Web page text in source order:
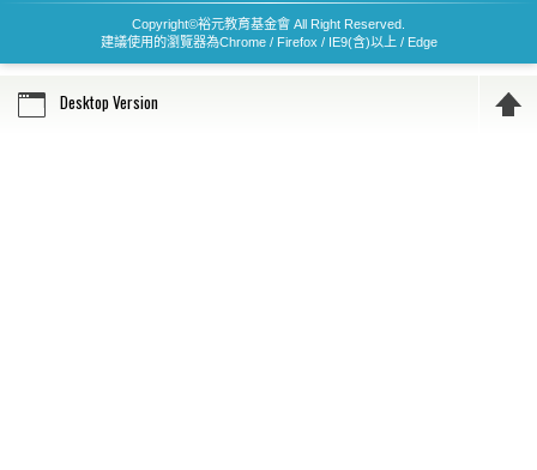
Copyright©裕元教育基金會 All Right Reserved.
建議使用的瀏覽器為Chrome / Firefox / IE9(含)以上 / Edge
Desktop Version